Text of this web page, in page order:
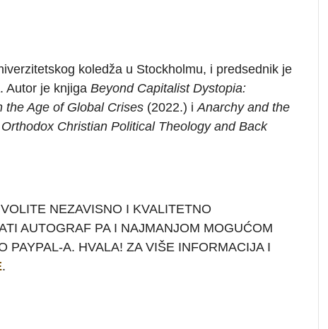
koledža u Stockholmu, i predsednik je
Autor je knjiga Beyond Capitalist Dystopia:
the Age of Global Crises (2022.) i Anarchy and the
Christian Political Theology and Back
NEZAVISNO I KVALITETNO
AUTOGRAF PA I NAJMANJOM MOGUĆOM
PAYPAL-A. HVALA! ZA VIŠE INFORMACIJA I
.